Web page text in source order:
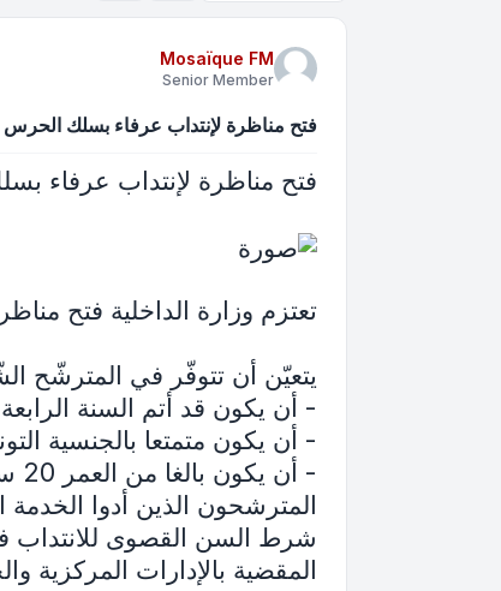
Mosaïque FM
Senior Member
فتح مناظرة لإنتداب عرفاء بسلك
فتح مناظرة لإنتداب عرفاء
تعتزم وزارة الداخلية فتح
يتعيّن أن تتوفّر في المترشّح
- أن يكون قد أتم السنة
- أن يكون متمتعا بالجنسية
المترشحون الذين أدوا
شرط السن القصوى للانتداب
المقضية بالإدارات المركزية